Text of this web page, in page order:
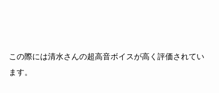
この際には清水さんの超高音ボイスが高く評価されてい
ます。